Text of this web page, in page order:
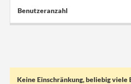
Benutzeranzahl
Keine Einschränkung, beliebig viele